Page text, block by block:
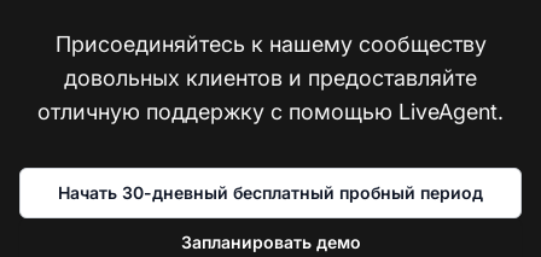
Присоединяйтесь к нашему сообществу
довольных клиентов и предоставляйте
отличную поддержку с помощью LiveAgent.
Начать 30-дневный бесплатный пробный период
Запланировать демо